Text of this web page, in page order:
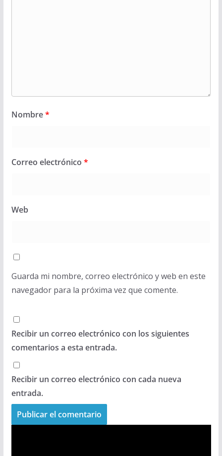
Nombre*
Correo electrónico *
Web
Guarda mi nombre, correo electrónico y web en este
navegador para la próxima vez que comente.
Recibir un correo electrónico con los siguientes
comentarios a esta entrada.
Recibir un correo electrónico con cada nueva
entrada.